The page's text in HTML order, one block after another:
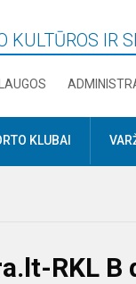
KULTŪROS IR
KLUBAI
RKL